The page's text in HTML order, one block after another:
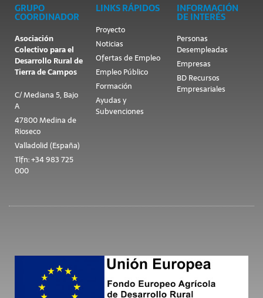
GRUPO
COORDINADOR
Asociación
Colectivo para el
Desarrollo Rural de
Tierra de Campos
C/ Mediana 5, Bajo
A
47800 Medina de
Rioseco
Valladolid (España)
Tlfn: +34 983 725
000
LINKS RÁPIDOS
Proyecto
Noticias
Ofertas de Empleo
Empleo Público
Formación
Ayudas y
Subvenciones
INFORMACIÓN
DE INTERÉS
Personas
Desempleadas
Empresas
BD Recursos
Empresariales